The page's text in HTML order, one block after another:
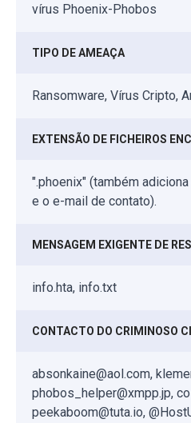
vírus Phoenix-Phobos
TIPO DE AMEAÇA
Ransomware, Vírus Cripto,
EXTENSÃO DE FICHEIROS
".phoenix" (também
e o e-mail de contato).
MENSAGEM EXIGENTE DE
info.hta, info.txt
CONTACTO DO CRIMINOSO
absonkaine@aol.com,
phobos_helper@xmpp.jp,
peekaboom@tuta.io,